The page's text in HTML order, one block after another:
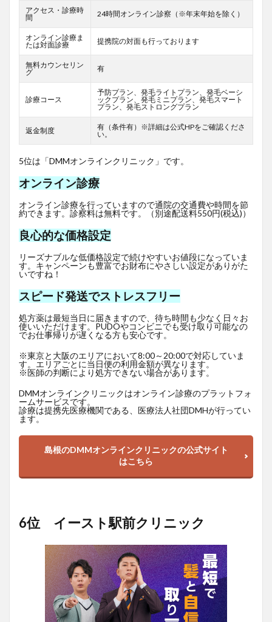
アクセス・診療時
間
24時間オンライン診察（※年末年始を除く）
オンライン診療ま
たは対面診療
提携院の対面も行っております
無料カウンセリン
グ
有
診療コース
予防プラン、発毛ライトプラン、発毛ベーシ
ックプラン、発毛ミニプラン、発毛スマート
プラン、発毛ストロングプラン
返金制度
有（条件有）※詳細は公式HPをご確認くださ
い。
5位は「DMMオンラインクリニック」です。
オンライン診療
オンライン診療を行っていますので通院の交通費や時間を節
約できます。診察料は無料です。（別途配送料550円(税込)）
良心的な価格設定
リーズナブルな低価格設定で続けやすいお値段になっていま
す。キャンペーンも豊富でお財布にやさしい設定がありがた
いですね！
スピード発送でストレスフリー
処方薬は最短当日に届きますので、待ち時間も少なく日々お
使いいただけます。PUDOやコンビニでも受け取り可能なの
でお仕事帰りが遅くなる方も安心です。
※東京と大阪のエリアにおいて8:00～20:00で対応していま
す。エリアごとに当日便の利用金額が異なります。
※医師の判断により処方できない場合があります。
DMMオンラインクリニックはオンライン診療のプラットフォ
ームサービスです。
診療は提携先医療機関である、医療法人社団DMHが行ってい
ます。
島根のDMMオンラインクリニックの公式サイト
はこちら
6位 イースト駅前クリニック